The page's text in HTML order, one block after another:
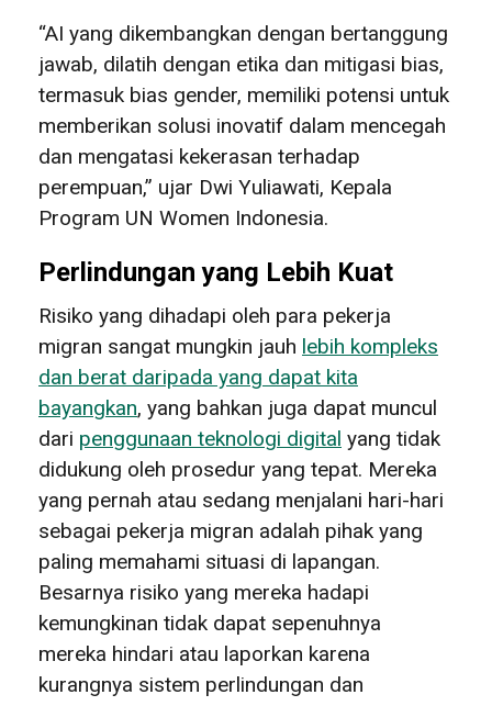
“AI yang dikembangkan dengan bertanggung
jawab, dilatih dengan etika dan mitigasi bias,
termasuk bias gender, memiliki potensi untuk
memberikan solusi inovatif dalam mencegah
dan mengatasi kekerasan terhadap
perempuan,” ujar Dwi Yuliawati, Kepala
Program UN Women Indonesia.
Perlindungan yang Lebih Kuat
Risiko yang dihadapi oleh para pekerja
migran sangat mungkin jauh lebih kompleks
dan berat daripada yang dapat kita
bayangkan, yang bahkan juga dapat muncul
dari penggunaan teknologi digital yang tidak
didukung oleh prosedur yang tepat. Mereka
yang pernah atau sedang menjalani hari-hari
sebagai pekerja migran adalah pihak yang
paling memahami situasi di lapangan.
Besarnya risiko yang mereka hadapi
kemungkinan tidak dapat sepenuhnya
mereka hindari atau laporkan karena
kurangnya sistem perlindungan dan